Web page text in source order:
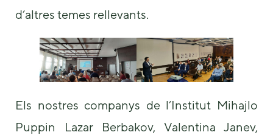
d’altres temes rellevants.
Els nostres companys de l’Institut Mihajlo
Puppin Lazar Berbakov, Valentina Janev,
personalized
content and
offers.